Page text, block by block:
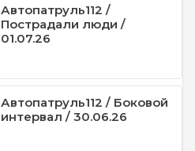
Автопатруль112 /
Пострадали люди /
01.07.26
Автопатруль112 / Боковой
интервал / 30.06.26